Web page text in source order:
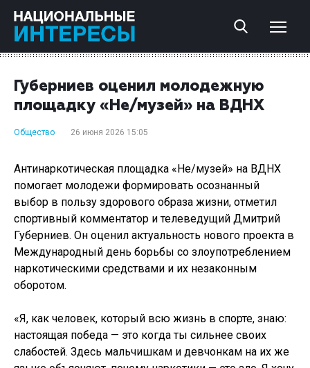
Губерниев оценил молодежную
площадку «Не/музей» на ВДНХ
Общество 26 июня 2026 15:05
Антинаркотическая площадка «Не/музей» на ВДНХ
помогает молодежи формировать осознанный
выбор в пользу здорового образа жизни, отметил
спортивный комментатор и телеведущий Дмитрий
Губерниев. Он оценил актуальность нового проекта в
Международный день борьбы со злоупотреблением
наркотическими средствами и их незаконным
оборотом.
«Я, как человек, который всю жизнь в спорте, знаю:
настоящая победа — это когда ты сильнее своих
слабостей. Здесь мальчишкам и девчонкам на их же